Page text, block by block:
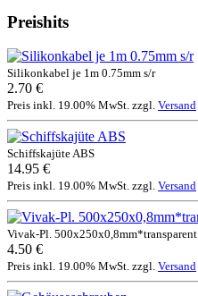
Preishits
Silikonkabel je 1m 0.75mm s/r
2.70 €
Preis inkl. 19.00% MwSt. zzgl. Versand
Schiffskajüte ABS
14.95 €
Preis inkl. 19.00% MwSt. zzgl. Versand
Vivak-Pl. 500x250x0,8mm*transparent
4.50 €
Preis inkl. 19.00% MwSt. zzgl. Versand